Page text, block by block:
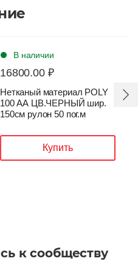
В наличии
16800.00 ₽
Нетканый материал POLY
100 AA ЦВ.ЧЕРНЫЙ шир.
150см рулон 50 пог.м
Купить
к сообществу